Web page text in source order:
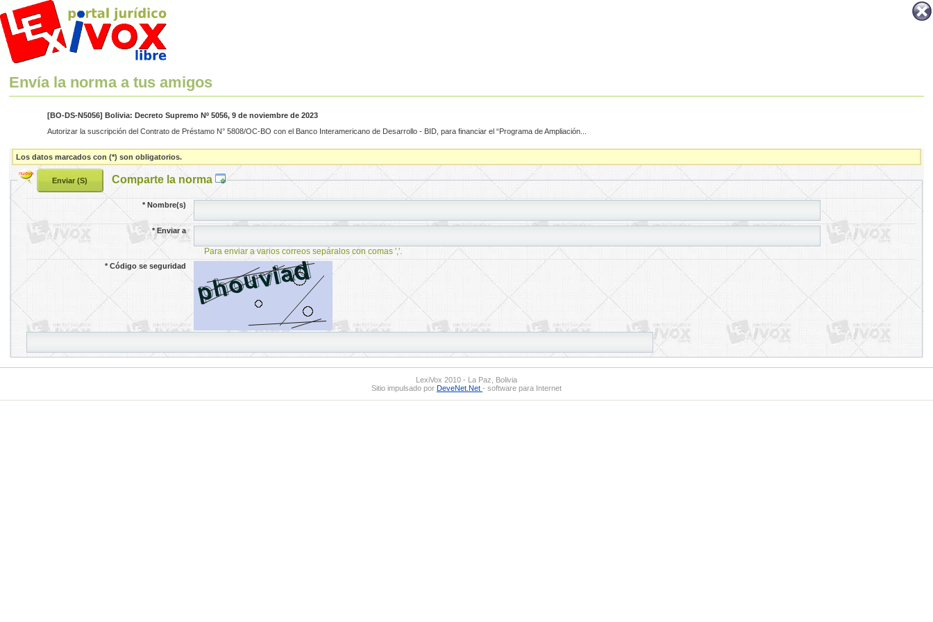
Envía la norma a tus amigos
[BO-DS-N5056] Bolivia: Decreto Supremo Nº 5056, 9 de noviembre de 2023
Autorizar la suscripción del Contrato de Préstamo N° 5808/OC-BO con el Banco Interamericano de Desarrollo - BID, para financiar el “Programa de Ampliación...
Los datos marcados con (*) son obligatorios.
Comparte la norma
*Nombre(s)
*Enviar a
Para enviar a varios correos sepáralos con comas ','.
*Código se seguridad
LexiVox 2010 - La Paz, Bolivia
Sitio impulsado por DeveNet.Net - software para Internet